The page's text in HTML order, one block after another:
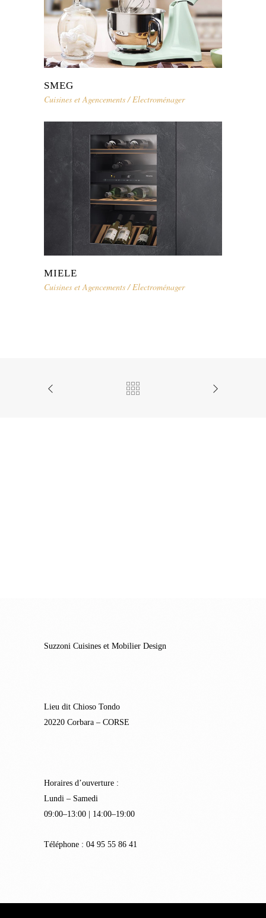
SMEG
Cuisines et Agencements /Electroménager
MIELE
Cuisines et Agencements /Electroménager
Suzzoni Cuisines et Mobilier Design
Lieu dit Chioso Tondo
20220 Corbara – CORSE
Horaires d’ouverture :
Lundi – Samedi
09:00–13:00 | 14:00–19:00
Téléphone : 04 95 55 86 41